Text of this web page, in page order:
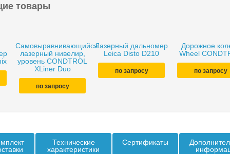
товары
Самовыравнивающийся
лазерный нивелир,
уровень CONDTROL
XLiner Duo
по запросу
Лазерный дальномер
Leica Disto D210
по запросу
Дорожное
Wheel
по запросу
Технические
характеристики
Сертификаты